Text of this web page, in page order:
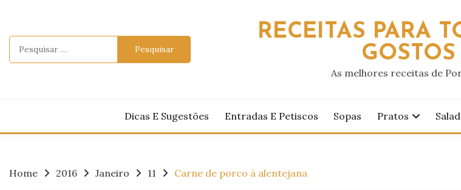
content
RECEITAS PARA
GOSTOS
As melhores receitas de
Dicas E Sugestões Entradas E Petiscos Sopas Pratos
Home 2016 Janeiro 11 Carne de porco à alentejana